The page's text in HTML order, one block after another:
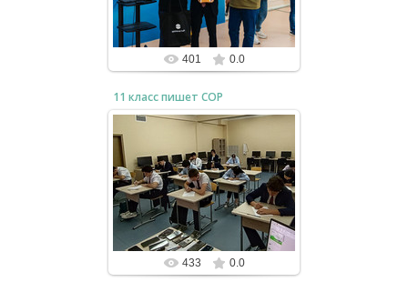
bzfar77
401 0.0
11 класс пишет СОР
22.12.2024
Каждый подошёл с полной
ответственностью!
bzfar77
433 0.0